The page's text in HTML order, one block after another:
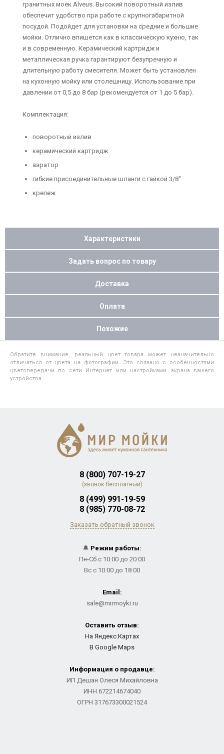
гранитных моек Alveus. Высокий поворотный излив
обеспечит удобство при работе с крупногабаритной
посудой. Подойдет для установки на средние и большие
мойки. Отлично впишется как в классическую кухню, так
и в современную. Керамический картридж и
металлическая ручка гарантируют безупречную и
длительную работу смесителя. Может быть установлен
на кухонную мойку или столешницу. Использование при
давлении от 0,5 до 8 бар (рекомендуется от 1 до 5 бар).
Комплектация:
поворотный излив
керамический картридж
аэратор
гибкие присоединительные шланги с гайкой 3/8"
крепеж
Характеристики
Задать вопрос по товару
Доставка
Оплата
Похожие
Обратите внимание, реальный цвет товара может незначительно
отличаться от цвета на фотографии. Это связано с особенностями
цветопередачи по сети Интернет или настройками экрана вашего
устройства.
8 (800) 707-19-27
(звонок бесплатный)
8 (499) 991-19-59
8 (985) 770-08-72
Заказать обратный звонок
🔔 Режим работы:
Пн-Сб с 10:00 до 20:00
Вс с 10:00 до 18:00
Email:
sale@mirmoyki.ru
Оставить отзыв:
На Яндекс.Картах
В Google Maps
Информация о продавце:
ИП Дешан Олеся Михайловна
ИНН 672214674040
ОГРН 317673300021524